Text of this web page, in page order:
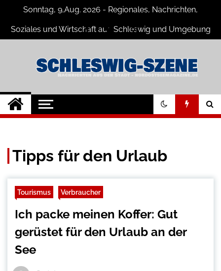
content
Sonntag, 9,Aug. 2026 - Regionales, Nachrichten,
Soziales und Wirtschaft aus Schleswig und Umgebung
Schleswig Szene
Neuigkeiten und Nachrichten aus
Schleswig und Umgebung
Tipps für den Urlaub
Tourismus Verbraucher
Ich packe meinen Koffer: Gut
gerüstet für den Urlaub an der
See